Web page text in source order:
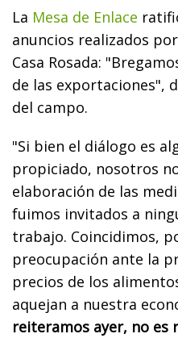
La Mesa de Enlace
anuncios realizados
Casa Rosada:
de las exportaciones",
del campo.
"Si bien el diálogo es
propiciado, nosotros
elaboración de las
fuimos invitados a
trabajo. Coincidimos,
preocupación ante la
precios de los
aquejan a nuestra
reiteramos ayer, no es